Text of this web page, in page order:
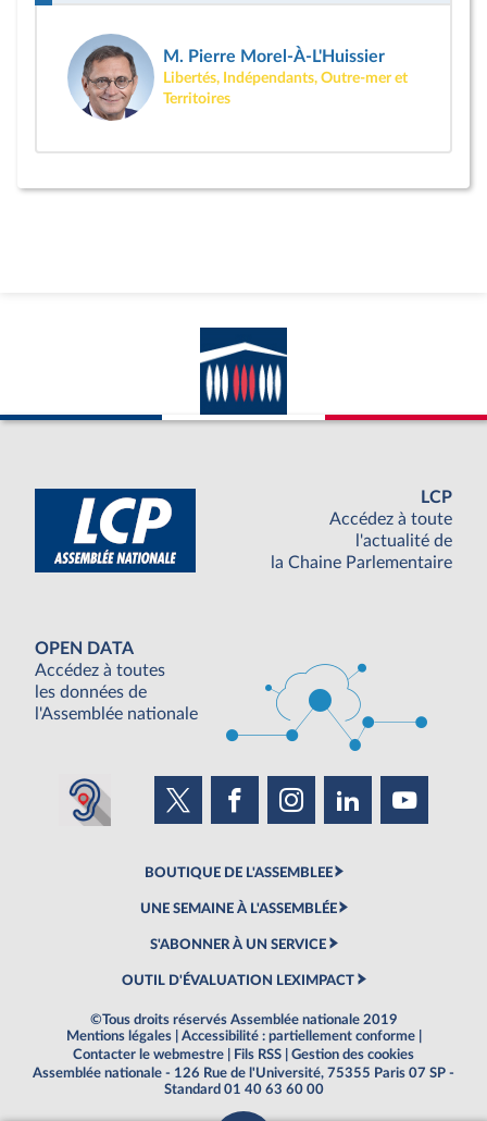
M. Pierre Morel-À-L'Huissier
Libertés, Indépendants, Outre-mer et
Territoires
LCP
Accédez à toute
l'actualité de
la Chaine Parlementaire
OPEN DATA
Accédez à toutes
les données de
l'Assemblée nationale
BOUTIQUE DE L'ASSEMBLEE
UNE SEMAINE À L'ASSEMBLÉE
S'ABONNER À UN SERVICE
OUTIL D'ÉVALUATION LEXIMPACT
©Tous droits réservés Assemblée nationale 2019
Mentions légales
Accessibilité : partiellement conforme
Contacter le webmestre
Fils RSS
Gestion des cookies
Assemblée nationale - 126 Rue de l'Université, 75355 Paris 07 SP -
Standard 01 40 63 60 00